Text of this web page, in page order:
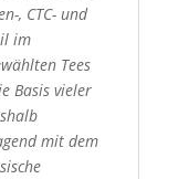
, CTC- und
im
Tees
Basis vieler
mit dem